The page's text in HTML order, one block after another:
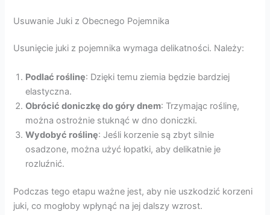
Usuwanie Juki z Obecnego Pojemnika
Usunięcie juki z pojemnika wymaga delikatności. Należy:
Podlać roślinę: Dzięki temu ziemia będzie bardziej
elastyczna.
Obrócić doniczkę do góry dnem: Trzymając roślinę,
można ostrożnie stuknąć w dno doniczki.
Wydobyć roślinę: Jeśli korzenie są zbyt silnie
osadzone, można użyć łopatki, aby delikatnie je
rozluźnić.
Podczas tego etapu ważne jest, aby nie uszkodzić korzeni
juki, co mogłoby wpłynąć na jej dalszy wzrost.